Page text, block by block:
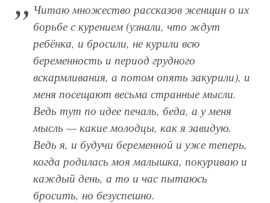
Читаю множество рассказов женщин о их
борьбе с курением (узнали, что ждут
ребёнка, и бросили, не курили всю
беременность и период грудного
вскармливания, а потом опять закурили), и
меня посещают весьма странные мысли.
Ведь тут по идее печаль, беда, а у меня
мысль — какие молодцы, как я завидую.
Ведь я, и будучи беременной и уже теперь,
когда родилась моя малышка, покуриваю и
каждый день, а то и час пытаюсь
бросить, но безуспешно.